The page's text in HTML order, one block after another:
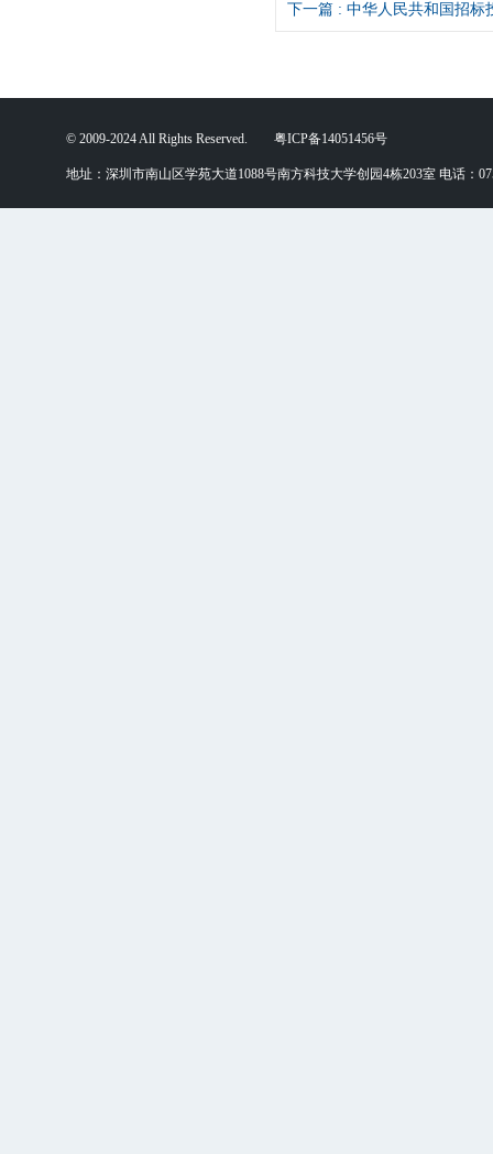
下一篇 : 中华人民共和国招标
© 2009-2024 All Rights Reserved. 粤ICP备14051456号
地址：深圳市南山区学苑大道1088号南方科技大学创园4栋203室 电话：